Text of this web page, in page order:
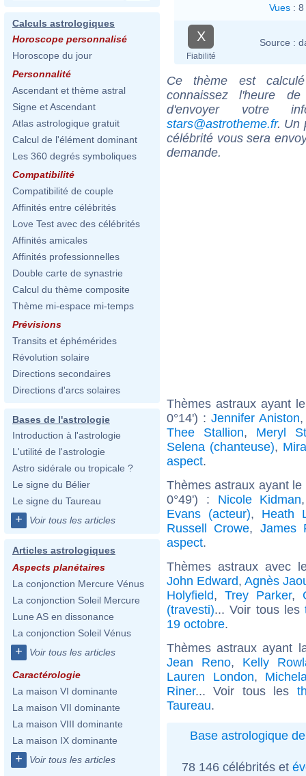
Calculs astrologiques
Horoscope personnalisé
Horoscope du jour
Personnalité
Ascendant et thème astral
Signe et Ascendant
Atlas astrologique gratuit
Calcul de l'élément dominant
Les 360 degrés symboliques
Compatibilité
Compatibilité de couple
Affinités entre célébrités
Love Test avec des célébrités
Affinités amicales
Affinités professionnelles
Double carte de synastrie
Calcul du thème composite
Thème mi-espace mi-temps
Prévisions
Transits et éphémérides
Révolution solaire
Directions secondaires
Directions d'arcs solaires
Bases de l'astrologie
Introduction à l'astrologie
L'utilité de l'astrologie
Astro sidérale ou tropicale ?
Le signe du Bélier
Le signe du Taureau
+ Voir tous les articles
Articles astrologiques
Aspects planétaires
La conjonction Mercure Vénus
La conjonction Soleil Mercure
Lune AS en dissonance
La conjonction Soleil Vénus
+ Voir tous les articles
Caractérologie
La maison VI dominante
La maison VII dominante
La maison VIII dominante
La maison IX dominante
+ Voir tous les articles
Vues : 8
X
Fiabilité
Source :
Ce thème est
connaissez l'heure
d'envoyer votre
stars@astrotheme.fr. Un
célébrité vous sera
demande.
Thèmes astraux ayant
0°14') :Jennifer Aniston
Thee Stallion, Meryl
Selena (chanteuse),
aspect.
Thèmes astraux ayant
0°49') : Nicole Kidman
Evans (acteur), Heath
Russell Crowe, James
aspect.
Thèmes astraux avec
John Edward, Agnès
Holyfield, Trey Parker,
(travesti)... Voir tous les
19 octobre.
Thèmes astraux ayant
Jean Reno, Kelly
Lauren London,
Riner... Voir tous les
Taureau.
Base astrologique
78 146 célébrités et